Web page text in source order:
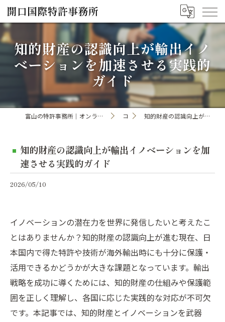
知的財産の認識向上が輸出イノ
ベーションを加速させる実践的
ガイド
富山の特許事務所｜オンライン手続き・申請・出願なら「開口国際特許事務所」 コラム 知的財産の認識向上が輸出イノベーションを加速させる実践的ガイド
知的財産の認識向上が輸出イノベーションを加
速させる実践的ガイド
2026/05/10
イノベーションの潜在力を世界に発信したいと考えたこ
とはありませんか？知的財産の認識向上が進む現在、日
本国内で得た特許や技術が海外輸出時にも十分に保護・
活用できるかどうかが大きな課題となっています。輸出
戦略を成功に導くためには、知的財産の仕組みや保護範
囲を正しく理解し、各国に応じた実践的な対応が不可欠
です。本記事では、知的財産とイノベーションを武器